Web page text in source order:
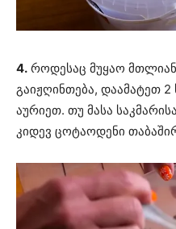
4. როდესაც მუყაო
გაიჟღინთება, დაამატეთ
აურიეთ. თუ მასა
კიდევ ცოტაოდენი